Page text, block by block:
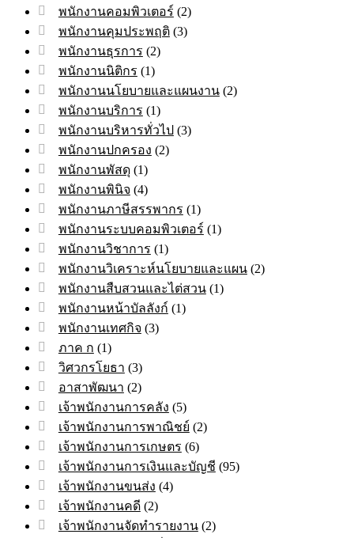
พนักงานคอมพิวเตอร์ (2)
พนักงานคุมประพฤติ (3)
พนักงานธุรการ (2)
พนักงานนิติกร (1)
พนักงานนโยบายและแผนงาน (2)
พนักงานบริการ (1)
พนักงานบริหารทั่วไป (3)
พนักงานปกครอง (2)
พนักงานพัสดุ (1)
พนักงานพินิจ (4)
พนักงานภาษีสรรพากร (1)
พนักงานระบบคอมพิวเตอร์ (1)
พนักงานวิชาการ (1)
พนักงานวิเคราะห์นโยบายและแผน (2)
พนักงานสืบสวนและไต่สวน (1)
พนักงานหน้าบัลลังก์ (1)
พนักงานเทศกิจ (3)
ภาค ก (1)
วิศวกรโยธา (3)
อาสาพัฒนา (2)
เจ้าพนักงานการคลัง (5)
เจ้าพนักงานการพาณิชย์ (2)
เจ้าพนักงานการเกษตร (6)
เจ้าพนักงานการเงินและบัญชี (95)
เจ้าพนักงานขนส่ง (4)
เจ้าพนักงานคดี (2)
เจ้าพนักงานจัดทำรายงาน (2)